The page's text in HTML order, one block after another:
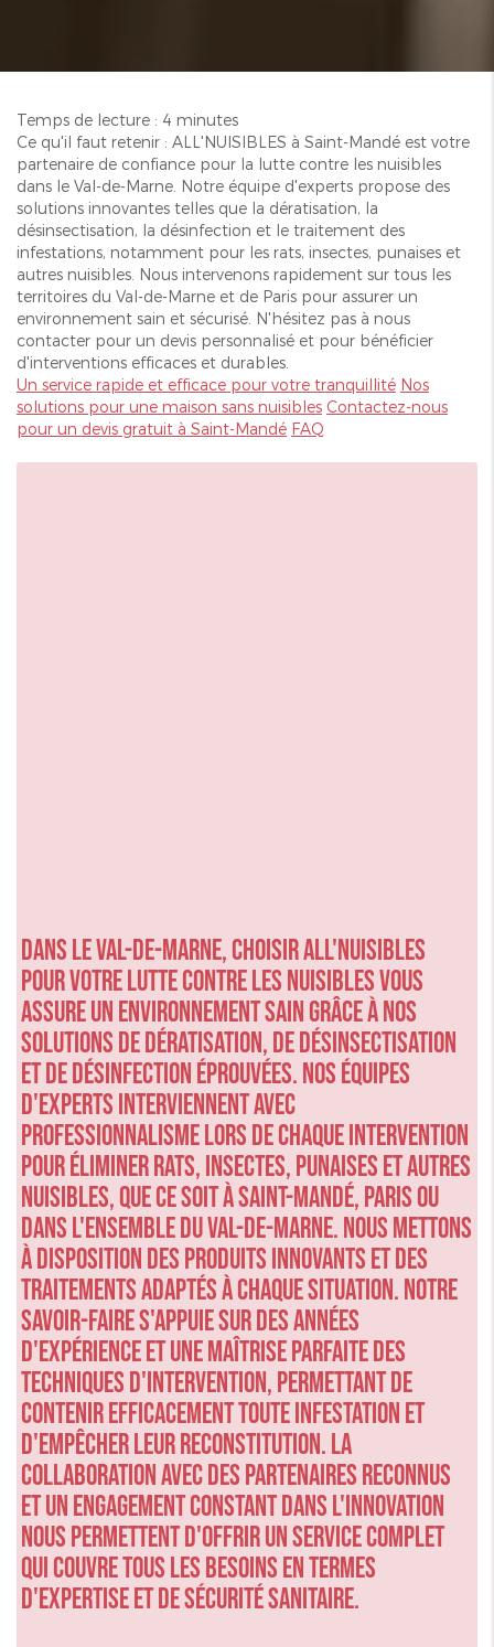
Temps de lecture : 4 minutes
Ce qu'il faut retenir : ALL'NUISIBLES à Saint-Mandé est votre
partenaire de confiance pour la lutte contre les nuisibles
dans le Val-de-Marne. Notre équipe d'experts propose des
solutions innovantes telles que la dératisation, la
désinsectisation, la désinfection et le traitement des
infestations, notamment pour les rats, insectes, punaises et
autres nuisibles. Nous intervenons rapidement sur tous les
territoires du Val-de-Marne et de Paris pour assurer un
environnement sain et sécurisé. N'hésitez pas à nous
contacter pour un devis personnalisé et pour bénéficier
d'interventions efficaces et durables.
Un service rapide et efficace pour votre tranquillité Nos
solutions pour une maison sans nuisibles Contactez-nous
pour un devis gratuit à Saint-Mandé FAQ
Dans le Val-de-Marne, choisir ALL'NUISIBLES
pour votre lutte contre les nuisibles vous
assure un environnement sain grâce à nos
solutions de dératisation, de désinsectisation
et de désinfection éprouvées. Nos équipes
d'experts interviennent avec
professionnalisme lors de chaque intervention
pour éliminer rats, insectes, punaises et autres
nuisibles, que ce soit à Saint-Mandé, Paris ou
dans l'ensemble du Val-de-Marne. Nous mettons
à disposition des produits innovants et des
traitements adaptés à chaque situation. Notre
savoir-faire s'appuie sur des années
d'expérience et une maîtrise parfaite des
techniques d'intervention, permettant de
contenir efficacement toute infestation et
d'empêcher leur reconstitution. La
collaboration avec des partenaires reconnus
et un engagement constant dans l'innovation
nous permettent d'offrir un service complet
qui couvre tous les besoins en termes
d'expertise et de sécurité sanitaire.